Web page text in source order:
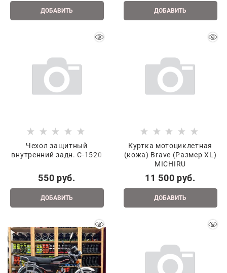
ДОБАВИТЬ ДОБАВИТЬ
Чехол защитный
внутренний задн. С-1520
550 руб.
ДОБАВИТЬ
Куртка мотоциклетная
(кожа) Brave (Размер ХL)
MICHIRU
11 500 руб.
ДОБАВИТЬ